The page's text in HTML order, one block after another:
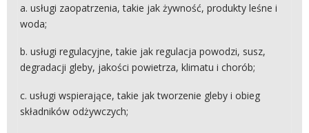
a. usługi zaopatrzenia, takie jak żywność, produkty leśne i
woda;
b. usługi regulacyjne, takie jak regulacja powodzi, susz,
degradacji gleby, jakości powietrza, klimatu i chorób;
c. usługi wspierające, takie jak tworzenie gleby i obieg
składników odżywczych;